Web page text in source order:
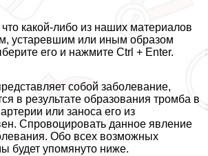
какой-либо из наших материалов
устаревшим или иным образом
его и нажмите Ctrl + Enter.
собой заболевание,
в результате образования тромба в
или заноса его из
Спровоцировать данное явление
Обо всех возможных
будет упомянуто ниже.